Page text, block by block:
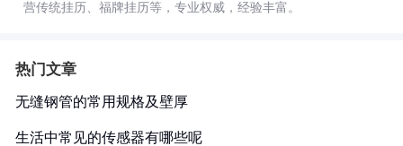
营传统挂历、福牌挂历等，专业权威，经验丰富。
热门文章
无缝钢管的常用规格及壁厚
生活中常见的传感器有哪些呢